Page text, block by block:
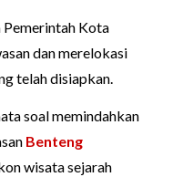
Pemerintah Kota
dan merelokasi
telah disiapkan.
soal memindahkan
Benteng
wisata sejarah